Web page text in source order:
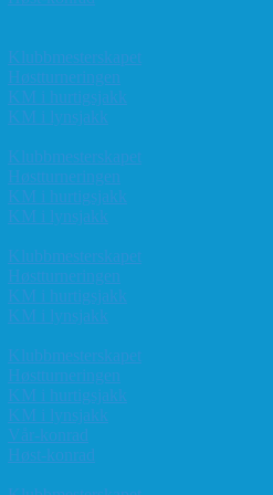
Klubbmesterskapet
Høstturneringen
KM i hurtigsjakk
KM i lynsjakk
Klubbmesterskapet
Høstturneringen
KM i hurtigsjakk
KM i lynsjakk
Klubbmesterskapet
Høstturneringen
KM i hurtigsjakk
KM i lynsjakk
Klubbmesterskapet
Høstturneringen
KM i hurtigsjakk
KM i lynsjakk
Vår-konrad
Høst-konrad